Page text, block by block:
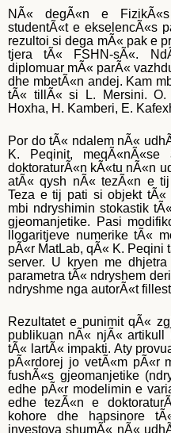
lunghi brutali). Le braccia
al solarium – succede
73,5%!).
NÃ« degÃ«n e
studentÃ«t e ekselencÃ«s
rezultoi si dega mÃ« pak e
tjera tÃ« FSHN-sÃ«.
diplomuar mÃ« parÃ«
dhe mbetÃ«n andej. Kam
tÃ« tillÃ« si L. Mersini. O.
Hoxha, H. Kamberi, E.
Por do tÃ« ndalem nÃ«
K. Peqinit,
doktoraturÃ«n kÃ«tu nÃ«n
atÃ« qysh nÃ« tezÃ«n e
Teza e tij pati si objekt tÃ«
mbi ndryshimin stokastik
gjeomanjetike. Pasi
llogaritjeve numerike tÃ«
pÃ«r MatLab, qÃ« K. Peqini
server. U kryen me
parametra tÃ« ndryshem
ndryshme nga autorÃ«t
Rezultatet e punimit qÃ«
publikuan nÃ« njÃ« artikull
tÃ« lartÃ« impakti. Aty
pÃ«rdorej jo vetÃ«m pÃ«r
fushÃ«s gjeomanjetike
edhe pÃ«r modelimin e
edhe tezÃ«n e
kohore dhe hapsinore
investova shumÃ« nÃ«